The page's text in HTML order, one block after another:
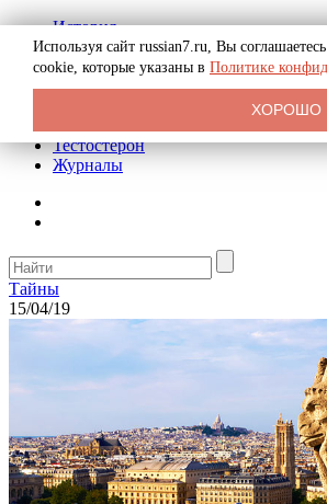
История
Биография
Криминал
Реклама на сайте
Тестостерон
Журналы
Тайны
15/04/19
Используя сайт russian7.ru, Вы
cookie, которые указаны в Политике
ХОРОШО